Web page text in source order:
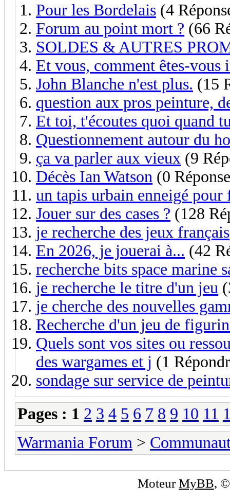
Pour les Bordelais (4
Forum au point mort ? (66
SOLDES & AUTRES
Et vous, comment êtes-vous
John Blanche n'est plus. (15
question aux pros peinture,
Et toi, t'écoutes quoi quand
Questionnement autour du
ça va parler aux vieux (9
Décès Ian Watson (0
un tapis urbain enneigé pour
Jouer sur des cases ? (128
je recherche des jeux français
En 2026, je jouerai à... (42
recherche bits space marine
je recherche le titre d'un jeu
je cherche des nouvelles
Recherche d'un jeu de
Quels sont vos sites ou
des wargames et j (1
sondage sur service de
Pages : 1 2 3 4 5 6 7 8 9 10 11
Warmania Forum >
MoteurMyBB,